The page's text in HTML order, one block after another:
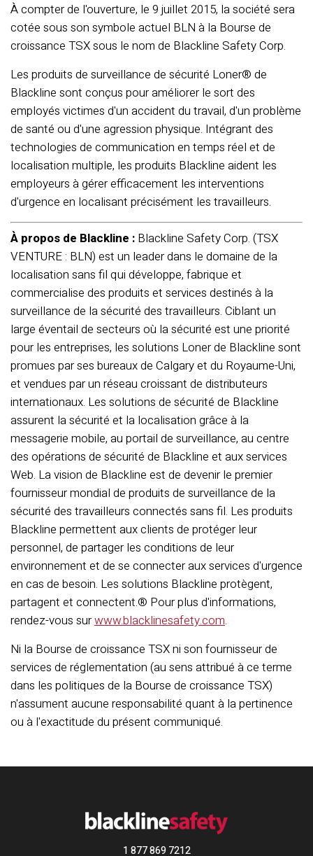
À compter de l'ouverture, le 9 juillet 2015, la société sera
cotée sous son symbole actuel BLN à la Bourse de
croissance TSX sous le nom de Blackline Safety Corp.
Les produits de surveillance de sécurité Loner® de
Blackline sont conçus pour améliorer le sort des
employés victimes d'un accident du travail, d'un problème
de santé ou d'une agression physique. Intégrant des
technologies de communication en temps réel et de
localisation multiple, les produits Blackline aident les
employeurs à gérer efficacement les interventions
d'urgence en localisant précisément les travailleurs.
À propos de Blackline : Blackline Safety Corp. (TSX
VENTURE : BLN) est un leader dans le domaine de la
localisation sans fil qui développe, fabrique et
commercialise des produits et services destinés à la
surveillance de la sécurité des travailleurs. Ciblant un
large éventail de secteurs où la sécurité est une priorité
pour les entreprises, les solutions Loner de Blackline sont
promues par ses bureaux de Calgary et du Royaume-Uni,
et vendues par un réseau croissant de distributeurs
internationaux. Les solutions de sécurité de Blackline
assurent la sécurité et la localisation grâce à la
messagerie mobile, au portail de surveillance, au centre
des opérations de sécurité de Blackline et aux services
Web. La vision de Blackline est de devenir le premier
fournisseur mondial de produits de surveillance de la
sécurité des travailleurs connectés sans fil. Les produits
Blackline permettent aux clients de protéger leur
personnel, de partager les conditions de leur
environnement et de se connecter aux services d'urgence
en cas de besoin. Les solutions Blackline protègent,
partagent et connectent.® Pour plus d'informations,
rendez-vous surwww.blacklinesafety.com.
Ni la Bourse de croissance TSX ni son fournisseur de
services de réglementation (au sens attribué à ce terme
dans les politiques de la Bourse de croissance TSX)
n'assument aucune responsabilité quant à la pertinence
ou à l'exactitude du présent communiqué.
1 877 869 7212